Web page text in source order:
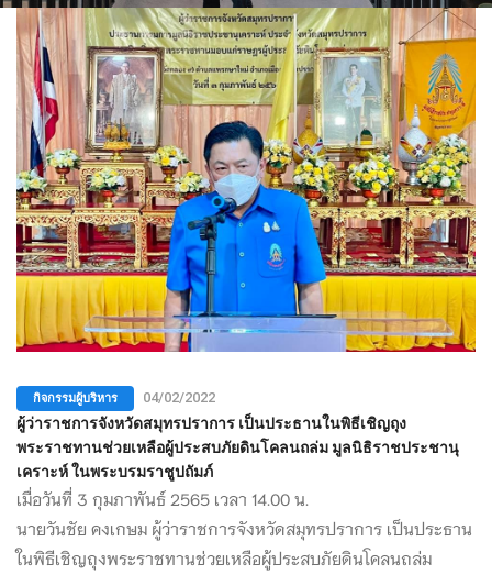
กิจกรรมผู้บริหาร 04/02/2022
ผู้ว่าราชการจังหวัดสมุทรปราการ เป็นประธานในพิธีเชิญถุง
พระราชทานช่วยเหลือผู้ประสบภัยดินโคลนถล่ม มูลนิธิราชประชานุ
เคราะห์ ในพระบรมราชูปถัมภ์
เมื่อวันที่ 3 กุมภาพันธ์ 2565 เวลา 14.00 น.
นายวันชัย คงเกษม ผู้ว่าราชการจังหวัดสมุทรปราการ เป็นประธาน
ในพิธีเชิญถุงพระราชทานช่วยเหลือผู้ประสบภัยดินโคลนถล่ม